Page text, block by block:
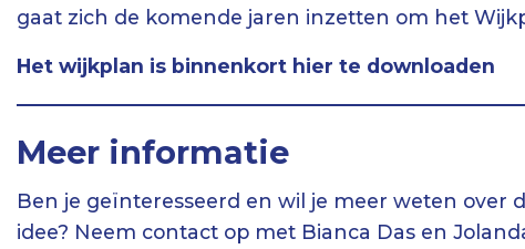
gaat zich de komende jaren inzetten om het
Het wijkplan is binnenkort hier te downloaden
Meer informatie
Ben je geïnteresseerd en wil je meer weten over
idee? Neem contact op met Bianca Das en